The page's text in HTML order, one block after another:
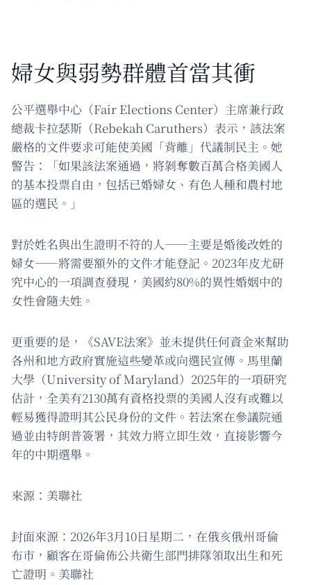
婦女與弱勢群體首當其衝
公平選舉中心（Fair Elections Center）主席兼行政
總裁卡拉瑟斯（Rebekah Caruthers）表示，該法案
嚴格的文件要求可能使美國「背離」代議制民主。她
警告：「如果該法案通過，將剝奪數百萬合格美國人
的基本投票自由，包括已婚婦女、有色人種和農村地
區的選民。」
對於姓名與出生證明不符的人——主要是婚後改姓的
婦女——將需要額外的文件才能登記。2023年皮尤研
究中心的一項調查發現，美國約80%的異性婚姻中的
女性會隨夫姓。
更重要的是，《SAVE法案》並未提供任何資金來幫助
各州和地方政府實施這些變革或向選民宣傳。馬里蘭
大學（University of Maryland）2025年的一項研究
估計，全美有2130萬有資格投票的美國人沒有或難以
輕易獲得證明其公民身份的文件。若法案在參議院通
過並由特朗普簽署，其效力將立即生效，直接影響今
年的中期選舉。
來源：美聯社
封面來源：2026年3月10日星期二，在俄亥俄州哥倫
布市，顧客在哥倫佈公共衛生部門排隊領取出生和死
亡證明。美聯社